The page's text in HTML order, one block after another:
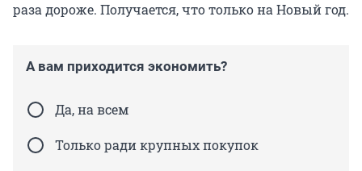
раза дороже. Получается, что только на Новый год.
А вам приходится экономить?
Да, на всем
Только ради крупных покупок